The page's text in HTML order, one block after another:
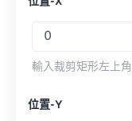
輸入裁剪矩形左上
位置-Y